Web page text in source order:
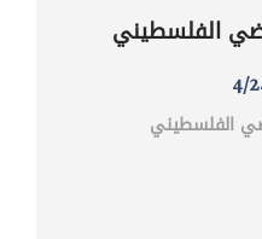
الفلسطيني
4/
الفلسطيني